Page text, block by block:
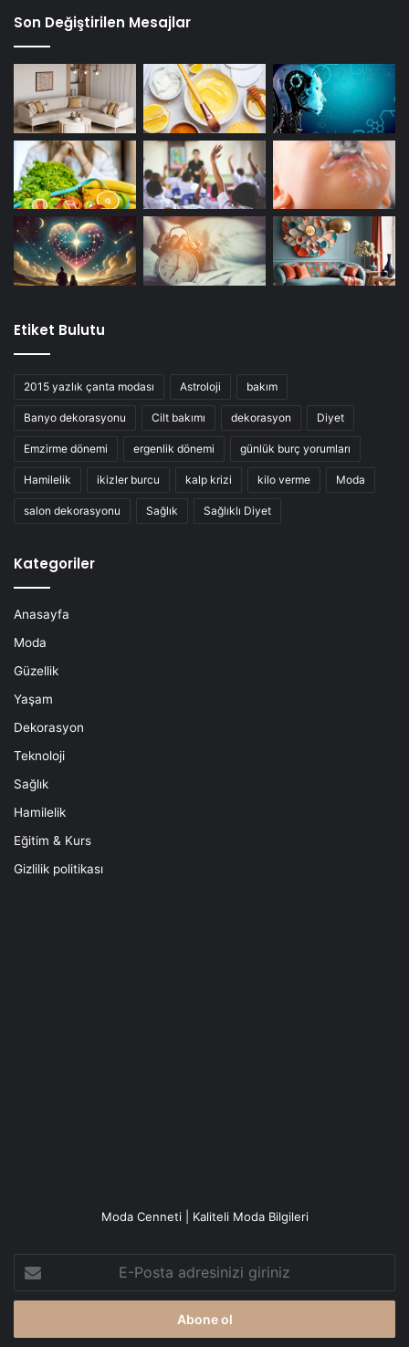
Son Değiştirilen Mesajlar
Etiket Bulutu
2015 yazlık çanta modası Astroloji bakım
Banyo dekorasyonu Cilt bakımı dekorasyon Diyet
Emzirme dönemi ergenlik dönemi günlük burç yorumları
Hamilelik ikizler burcu kalp krizi kilo verme Moda
salon dekorasyonu Sağlık Sağlıklı Diyet
Kategoriler
Anasayfa
Moda
Güzellik
Yaşam
Dekorasyon
Teknoloji
Sağlık
Hamilelik
Eğitim & Kurs
Gizlilik politikası
Moda Cenneti | Kaliteli Moda Bilgileri
Posta
adresinizi